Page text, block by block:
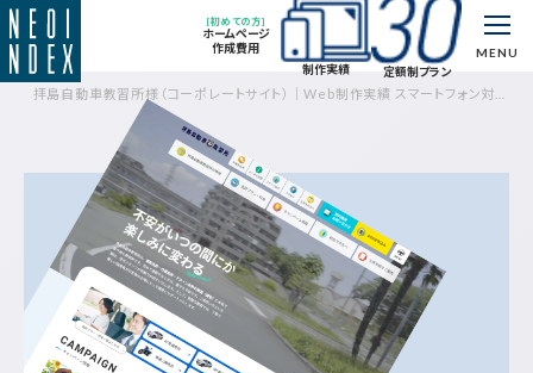
[初めての方]
ホームページ
作成費用
制作実績
定額制プラン
MENU
拝島自動車教習所様（コーポレートサイト）｜Web制作実績 スマートフォン対応